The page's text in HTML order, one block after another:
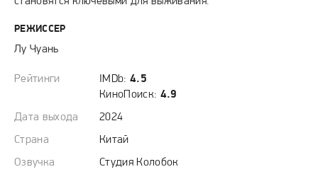
РЕЖИССЕР
Лу Чуань
Рейтинги IMDb: 4.5
КиноПоиск: 4.9
Дата выхода
2024
Страна
Китай
Озвучка
Студия Колобок